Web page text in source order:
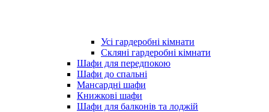
Усі гардеробні кімнати
Скляні гардеробні кімнати
Шафи для передпокою
Шафи до спальні
Мансардні шафи
Книжкові шафи
Шафи для балконів та лоджій